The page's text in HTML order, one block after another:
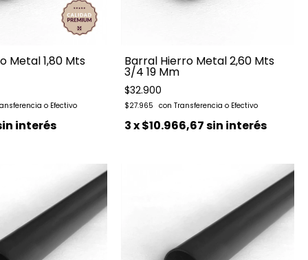
Metal 1,80 Mts
interés
Barral Hierro Metal 2,60 Mts
3/4 19 Mm
$32.900
$27.965
3x$10.966,67sin interés